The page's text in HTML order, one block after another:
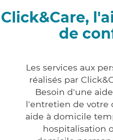
Click&Care,
de
Les services aux
réalisés par
Besoin d'une
l'entretien de votre
aide à domicile
hospitalisation